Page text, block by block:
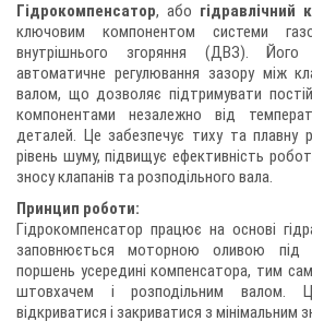
Гідрокомпенсатор, або гідравлічний
ключовим компонентом системи
внутрішнього згоряння (ДВЗ).
автоматичне регулювання зазору між
валом, що дозволяє підтримувати
компонентами незалежно від
деталей. Це забезпечує тиху та плавну
рівень шуму, підвищує ефективність
зносу клапанів та розподільного вала.
Принцип роботи:
Гідрокомпенсатор працює на основі
заповнюється моторною оливою під
поршень усередині компенсатора, тим
штовхачем і розподільним валом.
відкриватися і закриватися з мінімальним